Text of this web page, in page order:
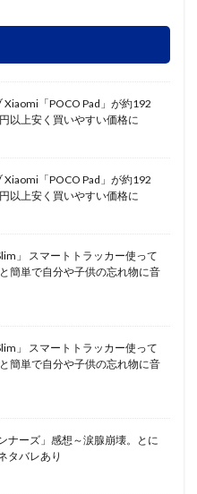
「POCO Pad」が約192
以上安く買いやすい価格に
「POCO Pad」が約192
以上安く買いやすい価格に
」 スマートトラッカー使って
簡単で自分や子供の忘れ物に音
」 スマートトラッカー使って
簡単で自分や子供の忘れ物に音
ナーズ」感想～涙腺崩壊。とに
タバレあり